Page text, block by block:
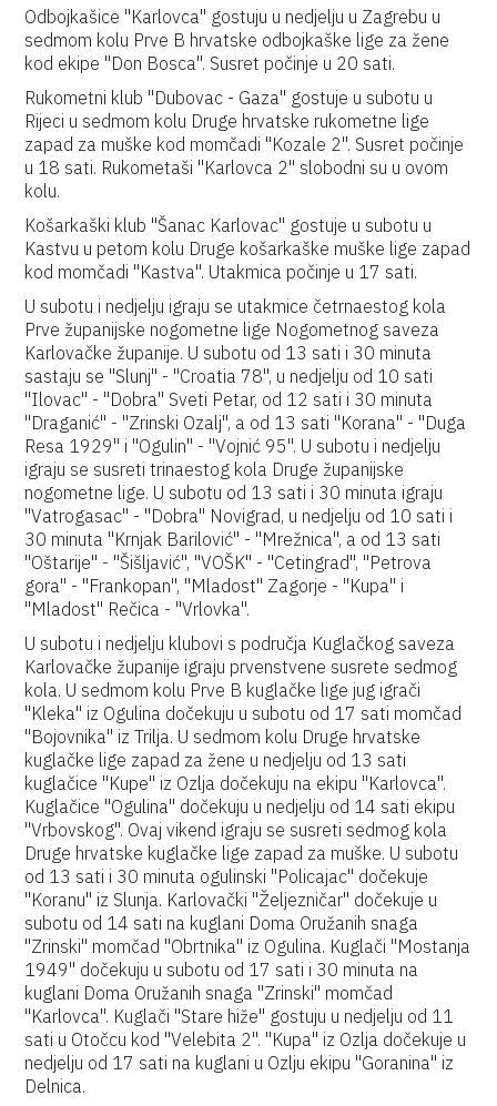
Odbojkašice "Karlovca" gostuju u nedjelju u Zagrebu u
sedmom kolu Prve B hrvatske odbojkaške lige za žene
kod ekipe "Don Bosca". Susret počinje u 20 sati.
Rukometni klub "Dubovac - Gaza" gostuje u subotu u
Rijeci u sedmom kolu Druge hrvatske rukometne lige
zapad za muške kod momčadi "Kozale 2". Susret počinje
u 18 sati. Rukometaši "Karlovca 2" slobodni su u ovom
kolu.
Košarkaški klub "Šanac Karlovac" gostuje u subotu u
Kastvu u petom kolu Druge košarkaške muške lige zapad
kod momčadi "Kastva". Utakmica počinje u 17 sati.
U subotu i nedjelju igraju se utakmice četrnaestog kola
Prve županijske nogometne lige Nogometnog saveza
Karlovačke županije. U subotu od 13 sati i 30 minuta
sastaju se "Slunj" - "Croatia 78", u nedjelju od 10 sati
"Ilovac" - "Dobra" Sveti Petar, od 12 sati i 30 minuta
"Draganić" - "Zrinski Ozalj", a od 13 sati "Korana" - "Duga
Resa 1929" i "Ogulin" - "Vojnić 95". U subotu i nedjelju
igraju se susreti trinaestog kola Druge županijske
nogometne lige. U subotu od 13 sati i 30 minuta igraju
"Vatrogasac" - "Dobra" Novigrad, u nedjelju od 10 sati i
30 minuta "Krnjak Barilović" - "Mrežnica", a od 13 sati
"Oštarije" - "Šišljavić", "VOŠK" - "Cetingrad", "Petrova
gora" - "Frankopan", "Mladost" Zagorje - "Kupa" i
"Mladost" Rečica - "Vrlovka".
U subotu i nedjelju klubovi s područja Kuglačkog saveza
Karlovačke županije igraju prvenstvene susrete sedmog
kola. U sedmom kolu Prve B kuglačke lige jug igrači
"Kleka" iz Ogulina dočekuju u subotu od 17 sati momčad
"Bojovnika" iz Trilja. U sedmom kolu Druge hrvatske
kuglačke lige zapad za žene u nedjelju od 13 sati
kuglačice "Kupe" iz Ozlja dočekuju na ekipu "Karlovca".
Kuglačice "Ogulina" dočekuju u nedjelju od 14 sati ekipu
"Vrbovskog". Ovaj vikend igraju se susreti sedmog kola
Druge hrvatske kuglačke lige zapad za muške. U subotu
od 13 sati i 30 minuta ogulinski "Policajac" dočekuje
"Koranu" iz Slunja. Karlovački "Željezničar" dočekuje u
subotu od 14 sati na kuglani Doma Oružanih snaga
"Zrinski" momčad "Obrtnika" iz Ogulina. Kuglači "Mostanja
1949" dočekuju u subotu od 17 sati i 30 minuta na
kuglani Doma Oružanih snaga "Zrinski" momčad
"Karlovca". Kuglači "Stare hiže" gostuju u nedjelju od 11
sati u Otočcu kod "Velebita 2". "Kupa" iz Ozlja dočekuje u
nedjelju od 17 sati na kuglani u Ozlju ekipu "Goranina" iz
Delnica.